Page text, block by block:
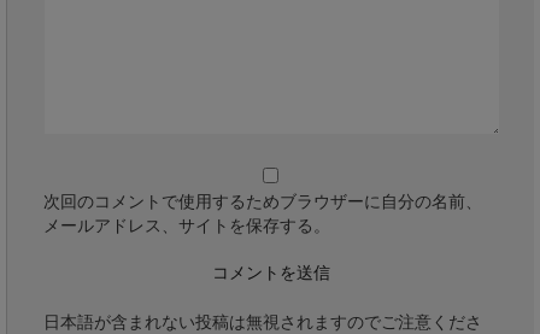
次回のコメントで使用するためブラウザーに自分の名前、
メールアドレス、サイトを保存する。
日本語が含まれない投稿は無視されますのでご注意くださ